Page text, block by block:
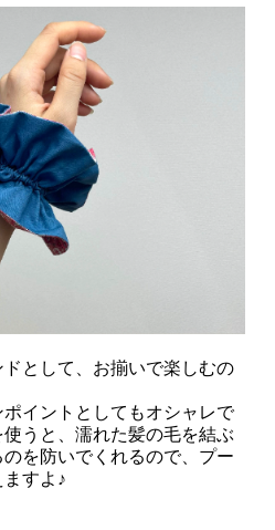
として、お揃いで楽しむの
イントとしてもオシャレで
うと、濡れた髪の毛を結ぶ
を防いでくれるので、プー
すよ♪